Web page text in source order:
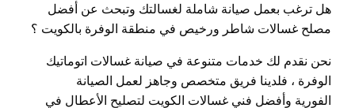
هل ترغب بعمل صيانة شاملة لغسالتك وتبحث عن أفضل
مصلح غسالات شاطر ورخيص في منطقة الوفرة بالكويت ؟
نحن نقدم لك خدمات متنوعة في صيانة غسالات اتوماتيك
الوفرة ، فلدينا فريق متخصص وجاهز لعمل الصيانة
الفورية وأفضل فني غسالات الكويت لتصليح الأعطال في